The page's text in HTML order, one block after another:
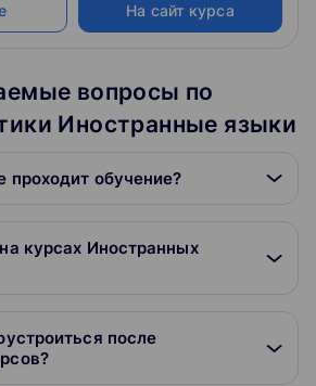
На сайт курса
вопросы по
Иностранные языки
проходит обучение?
курсах Иностранных
после